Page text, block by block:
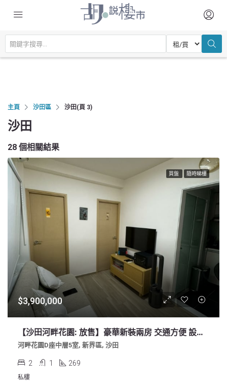
主頁 沙田區 沙田 (頁 3)
沙田
28 個相關結果
買盤 隨時睇樓
$3,900,000
【沙田河畔花園: 放售】豪華新裝兩房 交通方便 設施齊全
河畔花園D座中層5室, 新界區, 沙田
2 1 269
私樓